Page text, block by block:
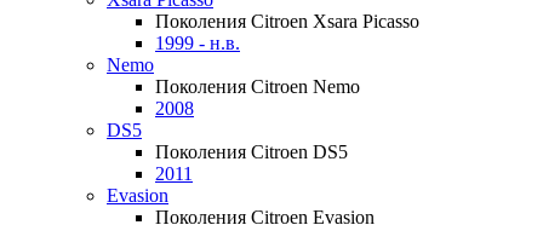
Поколения Citroen Xsara Picasso
1999 - н.в.
Nemo
Поколения Citroen Nemo
2008
DS5
Поколения Citroen DS5
2011
Evasion
Поколения Citroen Evasion